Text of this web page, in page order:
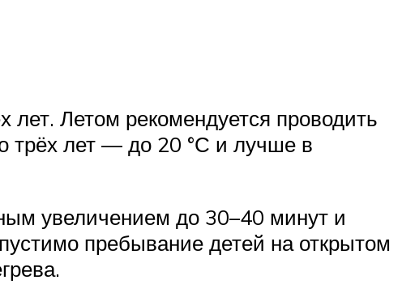
лет. Летом рекомендуется проводить
трёх лет — до 20 °С и лучше в
увеличением до 30–40 минут и
пребывание детей на открытом